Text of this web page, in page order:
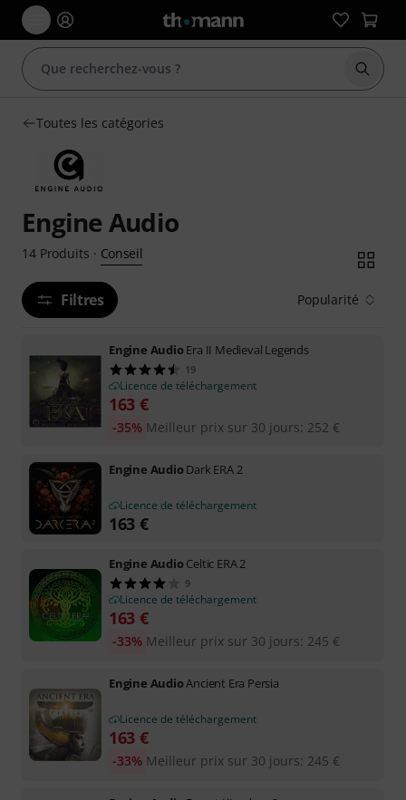
Toutes les catégories
Engine Audio
14 Produits · Conseil
Filtres Popularité
Engine AudioEra II Medieval Legends
19
Licence de téléchargement
163 €
Meilleur prix sur 30 jours: 252 €
-35%
Engine AudioDark ERA 2
Licence de téléchargement
163 €
Engine AudioCeltic ERA 2
9
Licence de téléchargement
163 €
Meilleur prix sur 30 jours: 245 €
-33%
Engine AudioAncient Era Persia
Licence de téléchargement
163 €
Meilleur prix sur 30 jours: 245 €
-33%